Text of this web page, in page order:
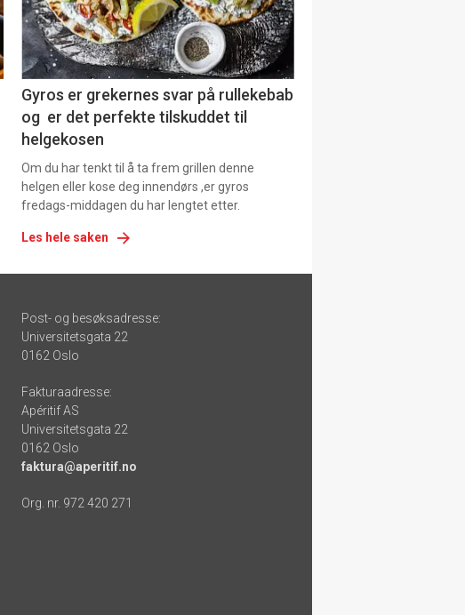
-
6
Gyros er grekernes svar på rullekebab
og er det perfekte tilskuddet til
helgekosen
Om du har tenkt til å ta frem grillen denne
helgen eller kose deg innendørs ,er gyros
fredags-middagen du har lengtet etter.
Les hele saken
Post- og besøksadresse:
Universitetsgata 22
0162 Oslo
Fakturaadresse:
Apéritif AS
Universitetsgata 22
0162 Oslo
faktura@aperitif.no
Org. nr. 972 420 271